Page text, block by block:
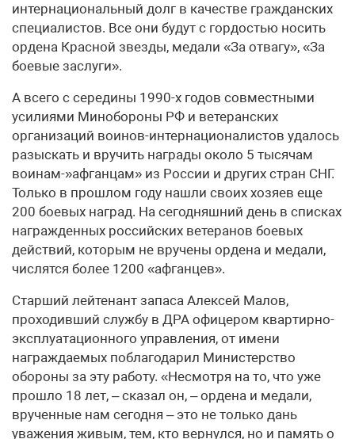
интернациональный долг в качестве гражданских
специалистов. Все они будут с гордостью носить
ордена Красной звезды, медали «За отвагу», «За
боевые заслуги».
А всего с середины 1990-х годов совместными
усилиями Минобороны РФ и ветеранских
организаций воинов-интернационалистов удалось
разыскать и вручить награды около 5 тысячам
воинам-»афганцам» из России и других стран СНГ.
Только в прошлом году нашли своих хозяев еще
200 боевых наград. На сегодняшний день в списках
награжденных российских ветеранов боевых
действий, которым не вручены ордена и медали,
числятся более 1200 «афганцев».
Старший лейтенант запаса Алексей Малов,
проходивший службу в ДРА офицером квартирно-
эксплуатационного управления, от имени
награждаемых поблагодарил Министерство
обороны за эту работу. «Несмотря на то, что уже
прошло 18 лет, – сказал он, – ордена и медали,
врученные нам сегодня – это не только дань
уважения живым, тем, кто вернулся, но и память о